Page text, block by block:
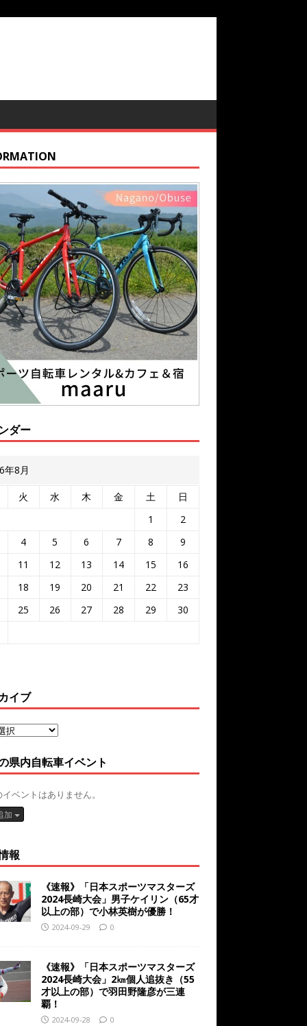
ダー
年8月
火 水 木 金 土
日
1
2
4
5 6 7 8
9
11
12 13 14 15
16
18
19 20 21 22
23
25
26 27 28 29 30
イブ
県内自転車イベント
ベントはありません。
加
報
《速報》「日本スポーツマスターズ
2024長崎大会」男子ケイリン（65才
以上の部）で小林英樹が優勝！
2024-09-29 0
《速報》「日本スポーツマスターズ
2024長崎大会」2㎞個人追抜き（55
才以上の部）で羽田野隆彦が三連
覇！
2024-09-28 0